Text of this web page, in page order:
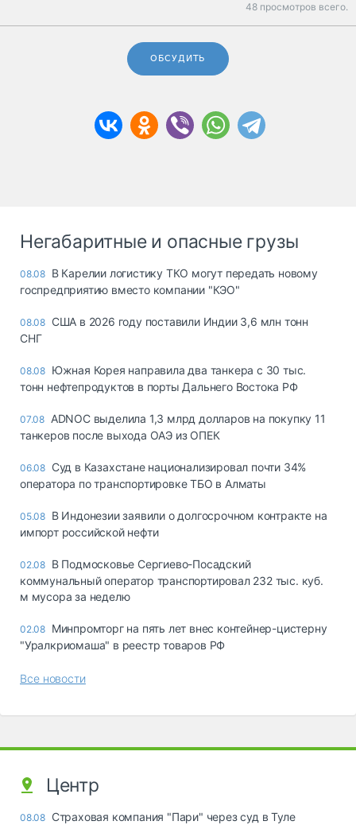
48 просмотров всего.
ОБСУДИТЬ
Негабаритные и опасные грузы
08.08 В Карелии логистику ТКО могут передать новому
госпредприятию вместо компании "КЭО"
08.08 США в 2026 году поставили Индии 3,6 млн тонн
СНГ
08.08 Южная Корея направила два танкера с 30 тыс.
тонн нефтепродуктов в порты Дальнего Востока РФ
07.08 ADNOC выделила 1,3 млрд долларов на покупку 11
танкеров после выхода ОАЭ из ОПЕК
06.08 Суд в Казахстане национализировал почти 34%
оператора по транспортировке ТБО в Алматы
05.08 В Индонезии заявили о долгосрочном контракте на
импорт российской нефти
02.08 В Подмосковье Сергиево-Посадский
коммунальный оператор транспортировал 232 тыс. куб.
м мусора за неделю
02.08 Минпромторг на пять лет внес контейнер-цистерну
"Уралкриомаша" в реестр товаров РФ
Все новости
Центр
08.08 Страховая компания "Пари" через суд в Туле